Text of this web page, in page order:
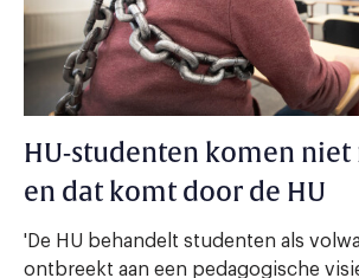
HU-studenten komen niet
en dat komt door de HU
'De HU behandelt studenten als
ontbreekt aan een pedagogische